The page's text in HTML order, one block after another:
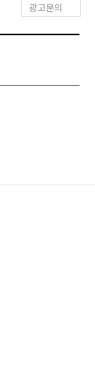
광고문의